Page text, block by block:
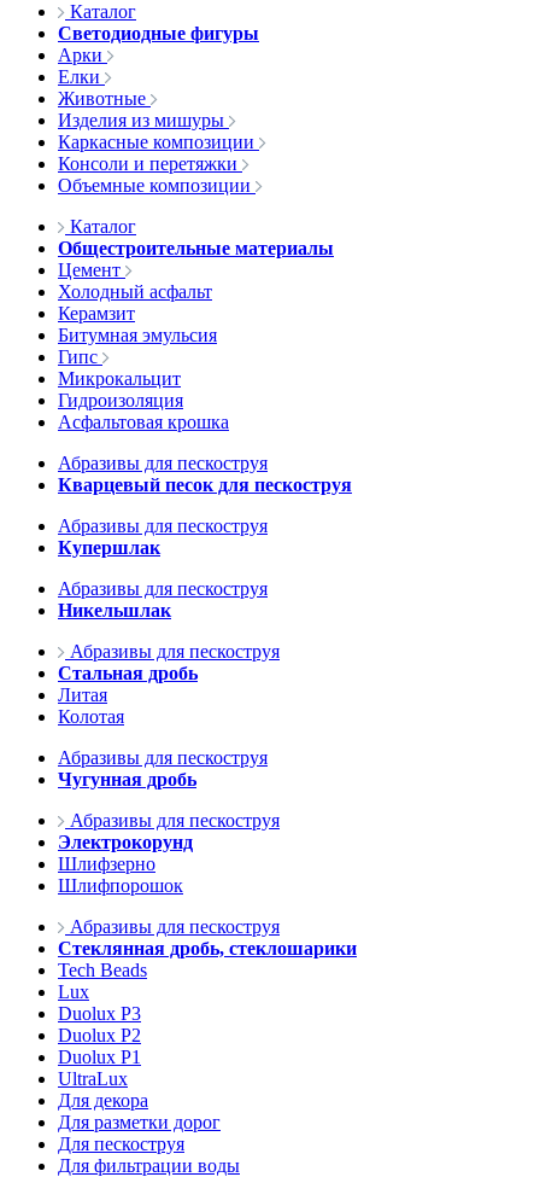
Каталог
Светодиодные фигуры
Арки
Елки
Животные
Изделия из мишуры
Каркасные композиции
Консоли и перетяжки
Объемные композиции
Каталог
Общестроительные материалы
Цемент
Холодный асфальт
Керамзит
Битумная эмульсия
Гипс
Микрокальцит
Гидроизоляция
Асфальтовая крошка
Абразивы для пескоструя
Кварцевый песок для пескоструя
Абразивы для пескоструя
Купершлак
Абразивы для пескоструя
Никельшлак
Абразивы для пескоструя
Стальная дробь
Литая
Колотая
Абразивы для пескоструя
Чугунная дробь
Абразивы для пескоструя
Электрокорунд
Шлифзерно
Шлифпорошок
Абразивы для пескоструя
Стеклянная дробь, стеклошарики
Tech Beads
Lux
Duolux P3
Duolux P2
Duolux P1
UltraLux
Для декора
Для разметки дорог
Для пескоструя
Для фильтрации воды